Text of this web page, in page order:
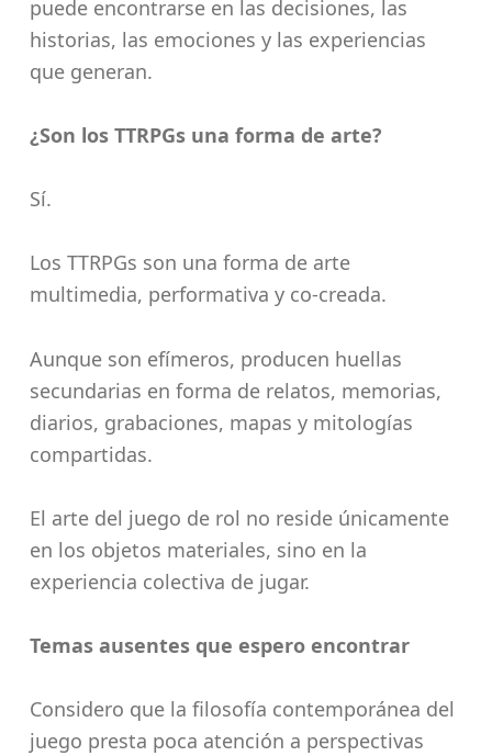
puede encontrarse en las decisiones, las
historias, las emociones y las experiencias
que generan.
¿Son los TTRPGs una forma de arte?
Sí.
Los TTRPGs son una forma de arte
multimedia, performativa y co-creada.
Aunque son efímeros, producen huellas
secundarias en forma de relatos, memorias,
diarios, grabaciones, mapas y mitologías
compartidas.
El arte del juego de rol no reside únicamente
en los objetos materiales, sino en la
experiencia colectiva de jugar.
Temas ausentes que espero encontrar
Considero que la filosofía contemporánea del
juego presta poca atención a perspectivas